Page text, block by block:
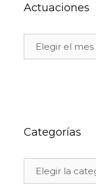
Actuaciones
Categorías